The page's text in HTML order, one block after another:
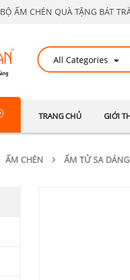
BỘ ẤM CHÉN QUÀ TẶNG BÁT
TRANG CHỦ GIỚI
ẤM CHÉN ẤM TỬ SA